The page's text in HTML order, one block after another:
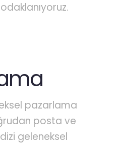
pazarlama
posta ve
geleneksel